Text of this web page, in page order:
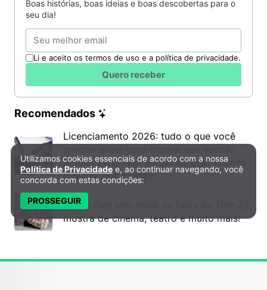
Boas histórias, boas ideias e boas descobertas para o
seu dia!
Email
Li e aceito os termos de uso e a política de privacidade.
Quero receber
Recomendados
Licenciamento 2026: tudo o que você
regularizado sem perder os prazos com
o Super App Gringo
6º DH Fest tem show na faixa de Tom Zé,
mostra de cinema, teatro e muito mais!
Política de Privacidade e Cookies
Utilizamos cookies essenciais de acordo com a nossa
Política de Privacidade e, ao continuar navegando, você
concorda com estas condições:
PROSSEGUIR